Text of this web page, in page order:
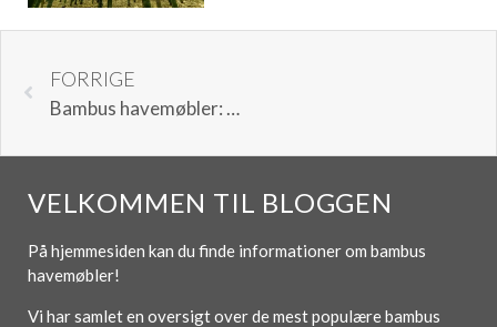
FORRIGE
Bambus havemøbler: Det grønne valg til dit hjem
VELKOMMEN TIL BLOGGEN
På hjemmesiden kan du finde informationer om bambus
havemøbler!
Vi har samlet en oversigt over de mest populære bambus